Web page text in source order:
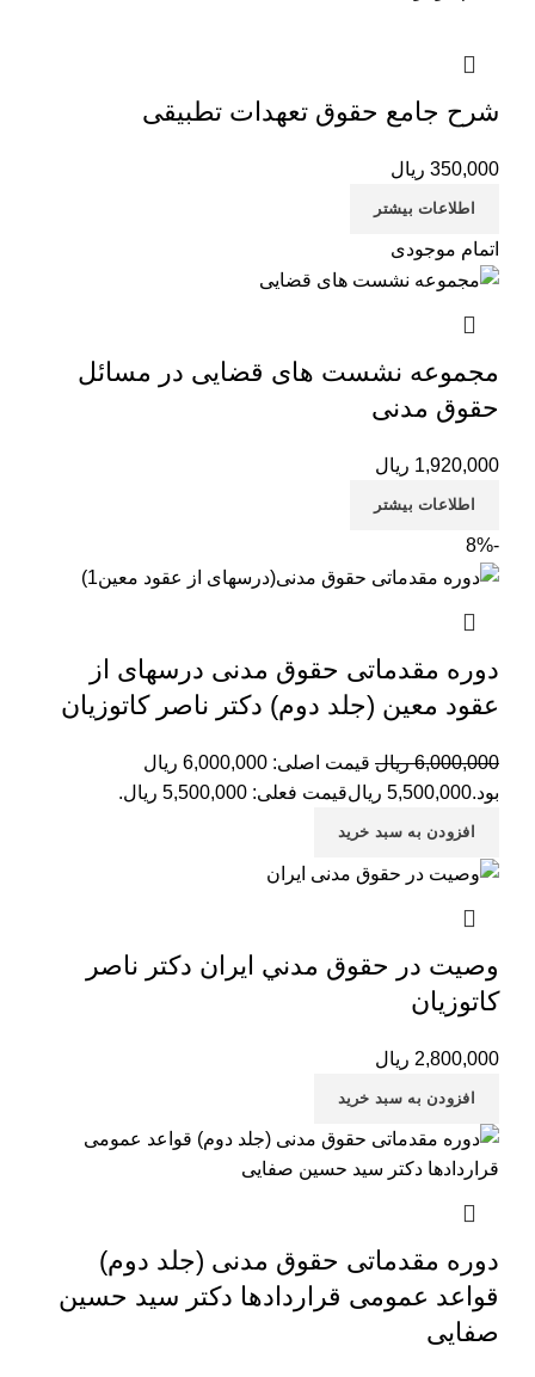
شرح جامع حقوق تعهدات تطبیقی
350,000 ریال
اطلاعات بیشتر
اتمام موجودی
مجموعه نشست های قضایی در مسائل
حقوق مدنی
1,920,000 ریال
اطلاعات بیشتر
-8%
دوره مقدماتی حقوق مدنی درسهای از
عقود معین (جلد دوم) دکتر ناصر کاتوزیان
6,000,000 ریال
قیمت اصلی: 6,000,000 ریال
بود.5,500,000 ریالقیمت فعلی: 5,500,000 ریال.
افزودن به سبد خرید
وصيت در حقوق مدني ايران دكتر ناصر
كاتوزيان
2,800,000 ریال
افزودن به سبد خرید
دوره مقدماتی حقوق مدنی (جلد دوم)
قواعد عمومی قراردادها دکتر سید حسین
صفایی